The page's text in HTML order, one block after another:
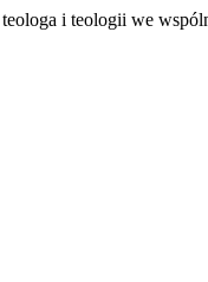
i teologii we